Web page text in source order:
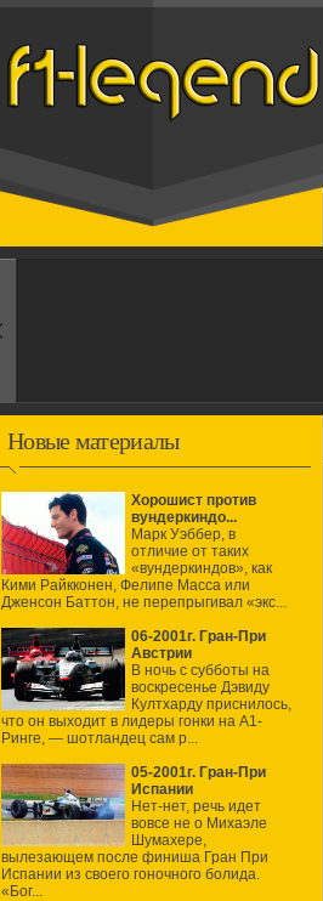
1960-ые
Новые материалы
Хорошист против
вундеркиндо...
Марк Уэббер, в
отличие от таких
«вундеркиндов», как
Кими Райкконен, Фелипе Масса или
Дженсон Баттон, не перепрыгивал «экс...
06-2001г. Гран-При
Австрии
В ночь с субботы на
воскресенье Дэвиду
Култхарду приснилось,
что он выходит в лидеры гонки на А1-
Ринге, — шотландец сам р...
05-2001г. Гран-При
Испании
Нет-нет, речь идет
вовсе не о Михаэле
Шумахере,
вылезающем после финиша Гран При
Испании из своего гоночного болида.
«Бог...